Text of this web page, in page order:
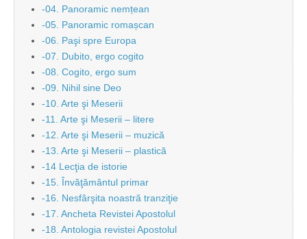
-04. Panoramic nemțean
-05. Panoramic romașcan
-06. Paşi spre Europa
-07. Dubito, ergo cogito
-08. Cogito, ergo sum
-09. Nihil sine Deo
-10. Arte şi Meserii
-11. Arte şi Meserii – litere
-12. Arte şi Meserii – muzică
-13. Arte şi Meserii – plastică
-14 Lecţia de istorie
-15. Învăţământul primar
-16. Nesfârşita noastră tranziţie
-17. Ancheta Revistei Apostolul
-18. Antologia revistei Apostolul